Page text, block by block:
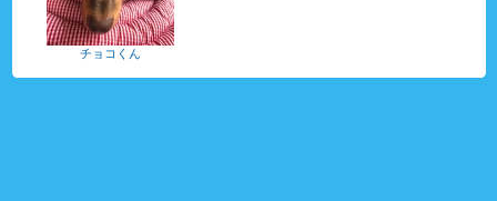
チョコくん